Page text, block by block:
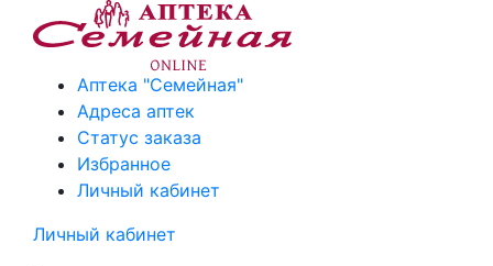
содержаниюАптека "Семейная"
Адреса аптек
Статус заказа
Избранное
Личный кабинет
Личный кабинет